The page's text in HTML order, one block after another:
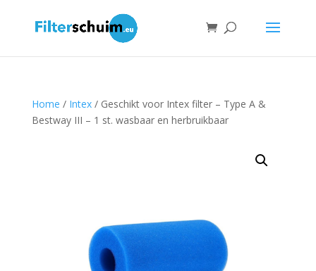
Home / Intex/ Geschikt voor Intex filter – Type A &
Bestway III – 1 st. wasbaar en herbruikbaar